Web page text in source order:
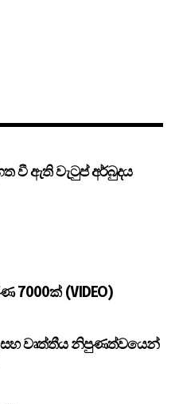
වී ඇති වැටුප් අර්බුදය
7000ක් (VIDEO)
සහ වෘත්තීය නිපුණත්වයෙන්